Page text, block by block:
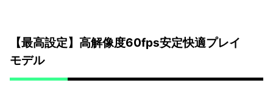
【最高設定】高解像度60fps安定快適プレイ
モデル